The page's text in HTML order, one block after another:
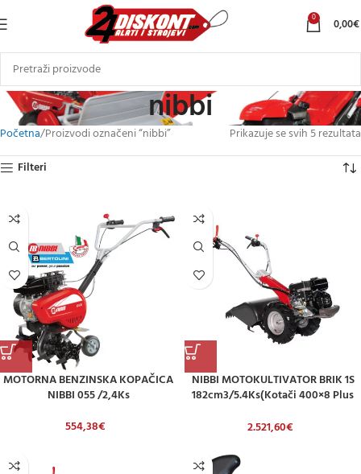
0 0,00€
nibbi
Početna Proizvodi označeni “nibbi”
Prikazuje se svih 5 rezultata
Filteri
MOTORNA BENZINSKA KOPAČICA
NIBBI 055 /2,4Ks
554,38€
NIBBI MOTOKULTIVATOR BRIK 1S
182cm3/5.4Ks(kotači 400×8 Plus
Freze
2.521,60€